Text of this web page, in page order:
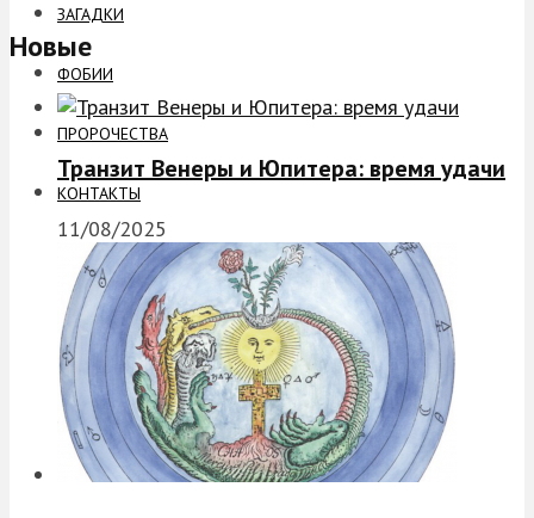
ЗАГАДКИ
ФОБИИ
ПРОРОЧЕСТВА
КОНТАКТЫ
Новые
Транзит Венеры и Юпитера: время удачи
11/08/2025